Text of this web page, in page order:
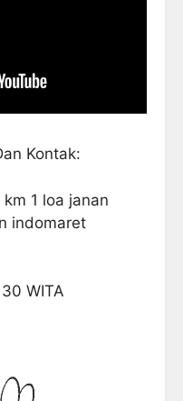
Kontak:
1 loa janan
indomaret
WITA